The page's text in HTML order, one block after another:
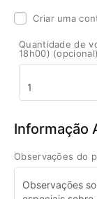
Criar uma
Quantidade de
18h00) (opcional)
Informação
Observações do